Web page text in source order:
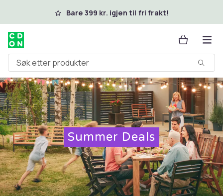
Hopp til hovedinnholdBare 399 kr. igjen til fri frakt!
Søk etter produkter
Summer Deals